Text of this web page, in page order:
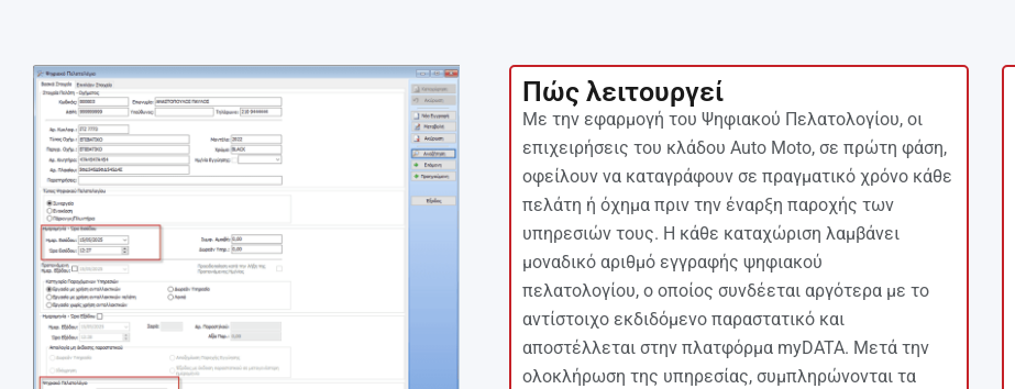
Πώς λειτουργεί
Με την εφαρμογή του Ψηφιακού Πελατολογίου, οι
επιχειρήσεις του κλάδου Auto Moto, σε πρώτη φάση,
οφείλουν να καταγράφουν σε πραγματικό χρόνο κάθε
πελάτη ή όχημα πριν την έναρξη παροχής των
υπηρεσιών τους. Η κάθε καταχώριση λαμβάνει
μοναδικό αριθμό εγγραφής ψηφιακού
πελατολογίου, ο οποίος συνδέεται αργότερα με το
αντίστοιχο εκδιδόμενο παραστατικό και
αποστέλλεται στην πλατφόρμα myDATA. Μετά την
ολοκλήρωση της υπηρεσίας, συμπληρώνονται τα